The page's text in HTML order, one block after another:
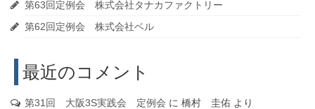
第63回定例会 株式会社タナカファクトリー
第62回定例会 株式会社ベル
最近のコメント
第31回 大阪3S実践会 定例会 に 橋村 圭佑 より